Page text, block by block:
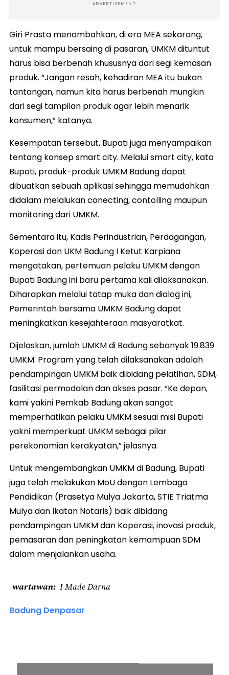
ADVERTISEMENT
Giri Prasta menambahkan, di era MEA sekarang,
untuk mampu bersaing di pasaran, UMKM dituntut
harus bisa berbenah khususnya dari segi kemasan
produk. “Jangan resah, kehadiran MEA itu bukan
tantangan, namun kita harus berbenah mungkin
dari segi tampilan produk agar lebih menarik
konsumen,” katanya.
Kesempatan tersebut, Bupati juga menyampaikan
tentang konsep smart city. Melalui smart city, kata
Bupati, produk-produk UMKM Badung dapat
dibuatkan sebuah aplikasi sehingga memudahkan
didalam melalukan conecting, contolling maupun
monitoring dari UMKM.
Sementara itu, Kadis Perindustrian, Perdagangan,
Koperasi dan UKM Badung I Ketut Karpiana
mengatakan, pertemuan pelaku UMKM dengan
Bupati Badung ini baru pertama kali dilaksanakan.
Diharapkan melalui tatap muka dan dialog ini,
Pemerintah bersama UMKM Badung dapat
meningkatkan kesejahteraan masyaratkat.
Dijelaskan, jumlah UMKM di Badung sebanyak 19.839
UMKM. Program yang telah dilaksanakan adalah
pendampingan UMKM baik dibidang pelatihan, SDM,
fasilitasi permodalan dan akses pasar. “Ke depan,
kami yakini Pemkab Badung akan sangat
memperhatikan pelaku UMKM sesuai misi Bupati
yakni memperkuat UMKM sebagai pilar
perekonomian kerakyatan,” jelasnya.
Untuk mengembangkan UMKM di Badung, Bupati
juga telah melakukan MoU dengan Lembaga
Pendidikan (Prasetya Mulya Jakarta, STIE Triatma
Mulya dan Ikatan Notaris) baik dibidang
pendampingan UMKM dan Koperasi, inovasi produk,
pemasaran dan peningkatan kemampuan SDM
dalam menjalankan usaha.
wartawan I Made Darna
Badung Denpasar